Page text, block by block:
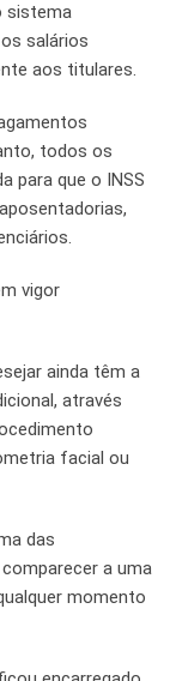
sistema
salários
aos titulares.
todos os
para que o INSS
vigor
ainda têm a
através
facial ou
das
a uma
momento